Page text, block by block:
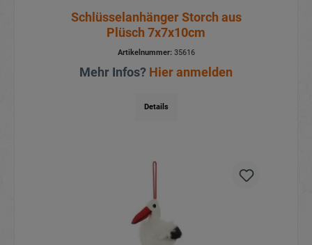
Schlüsselanhänger Storch aus
Plüsch 7x7x10cm
Artikelnummer:35616
Mehr Infos? Hier anmelden
Details